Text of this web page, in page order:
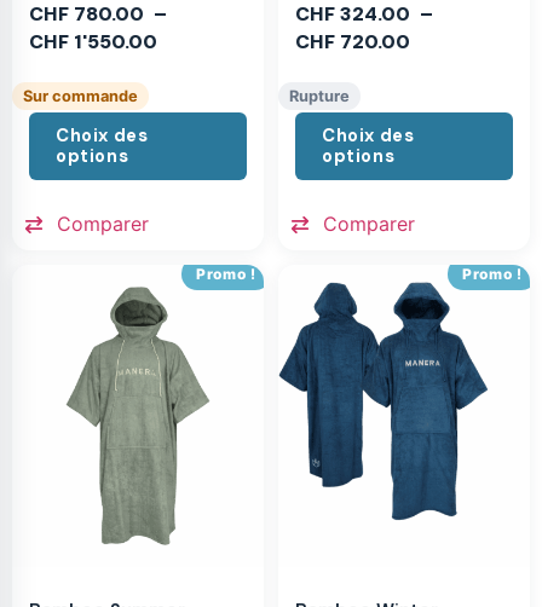
CHF 780.00 –
CHF 1'550.00
Sur commande
Choix des
options
Comparer
CHF324.00 –
CHF 720.00
Rupture
Choix des
options
Comparer
Promo ! Promo !